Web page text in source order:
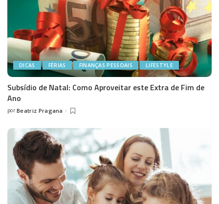
DICAS FÉRIAS FINANÇAS PESSOAIS LIFESTYLE
Subsídio de Natal: Como Aproveitar este Extra de Fim de
Ano
Posted
por Beatriz Pragana